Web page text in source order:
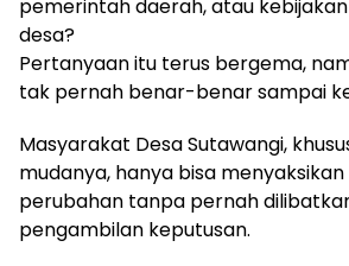
pemerintah daerah, atau
desa?
Pertanyaan itu terus bergema,
tak pernah benar-benar sampai
Masyarakat Desa Sutawangi,
mudanya, hanya bisa
perubahan tanpa pernah
pengambilan keputusan.